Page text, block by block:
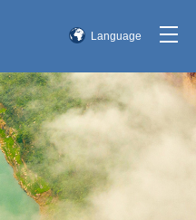
Language
English
한국어
日本語